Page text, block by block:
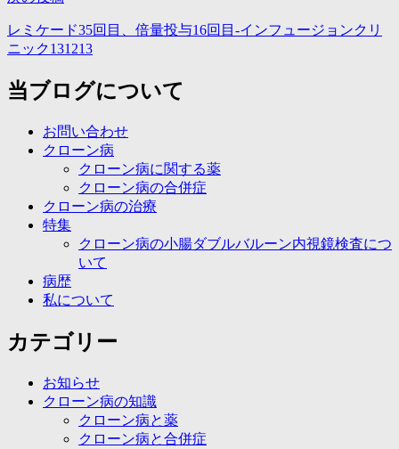
ー
シ
ョ
レミケード35回目、倍量投与16回目-インフュージョンクリ
ニック131213
当ブログについて
お問い合わせ
クローン病
クローン病に関する薬
クローン病の合併症
クローン病の治療
特集
クローン病の小腸ダブルバルーン内視鏡検査につ
いて
病歴
私について
カテゴリー
お知らせ
クローン病の知識
クローン病と薬
クローン病と合併症